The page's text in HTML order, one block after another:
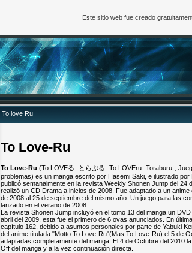
To love Ru
To Love-Ru
To Love-Ru (To LOVEる -とらぶる- To LOVEru -Toraburu-,
problemas) es un manga escrito por Hasemi Saki, e ilustrado
publicó semanalmente en la revista Weekly Shonen Jump del 24
realizó un CD Drama a inicios de 2008. Fue adaptado a un
de 2008 al 25 de septiembre del mismo año. Un juego para las
lanzado en el verano de 2008.
La revista Shōnen Jump incluyó en el tomo 13 del manga un
abril del 2009, esta fue el primero de 6 ovas anunciados. En
capítulo 162, debido a asuntos personales por parte de Yabuki
del anime titulada "Motto To Love-Ru"(Mas To Love-Ru) el 5 de
adaptadas completamente del manga. El 4 de Octubre del 2010
Off del manga y a la vez continuación directa.
Este sitio web fue creado